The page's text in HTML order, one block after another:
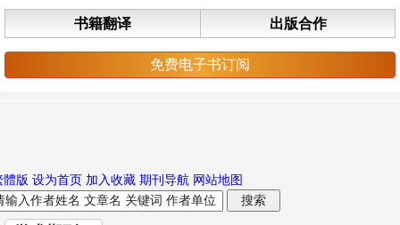
航
书籍翻译 出版合作
免费电子书订阅
體版 设为首页 加入收藏 期刊导航 网站地图